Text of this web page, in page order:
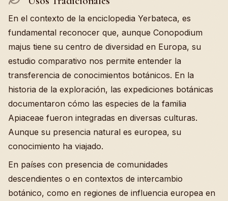
En el contexto de la enciclopedia Yerbateca, es
fundamental reconocer que, aunque Conopodium
majus tiene su centro de diversidad en Europa, su
estudio comparativo nos permite entender la
transferencia de conocimientos botánicos. En la
historia de la exploración, las expediciones botánicas
documentaron cómo las especies de la familia
Apiaceae fueron integradas en diversas culturas.
Aunque su presencia natural es europea, su
conocimiento ha viajado.
En países con presencia de comunidades
descendientes o en contextos de intercambio
botánico, como en regiones de influencia europea en